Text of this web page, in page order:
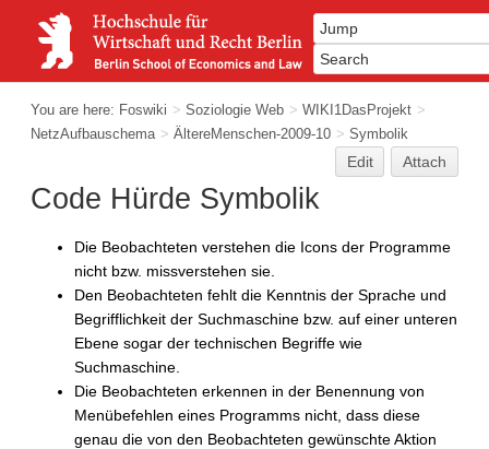
You are here: Foswiki > Soziologie Web > WIKI1DasProjekt >
NetzAufbauschema > ÄltereMenschen-2009-10 > Symbolik
Edit Attach
Code Hürde Symbolik
Die Beobachteten verstehen die Icons der Programme
nicht bzw. missverstehen sie.
Den Beobachteten fehlt die Kenntnis der Sprache und
Begrifflichkeit der Suchmaschine bzw. auf einer unteren
Ebene sogar der technischen Begriffe wie
Suchmaschine.
Die Beobachteten erkennen in der Benennung von
Menübefehlen eines Programms nicht, dass diese
genau die von den Beobachteten gewünschte Aktion